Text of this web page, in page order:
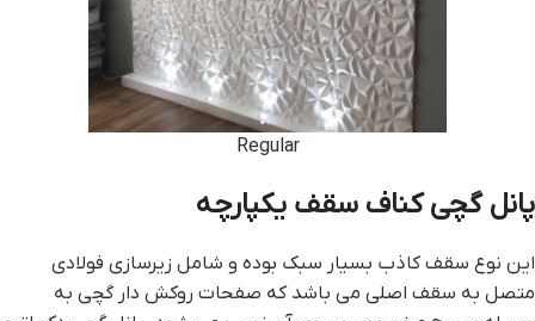
Regular
پانل گچی کناف سقف یکپارچه
این نوع سقف کاذب بسیار سبک بوده و شامل زیرسازی فولادی
متصل به سقف اصلی می باشد که صفحات روکش دار گچی به